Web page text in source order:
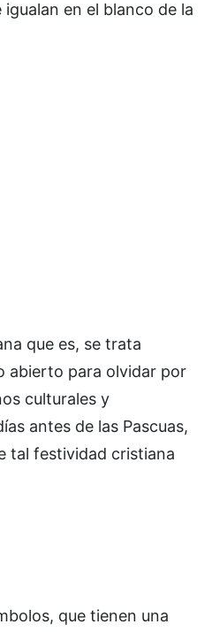
en el blanco de la
que es, se trata
abierto para olvidar por
culturales y
antes de las Pascuas,
tal festividad cristiana
que tienen una